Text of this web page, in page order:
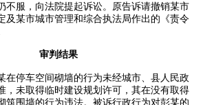
不服，向法院提起诉讼。原告诉请撤销某市
及某市城市管理和综合执法局作出的《责令
审判结果
停车空间砌墙的行为未经城市、县人民政
，未取得临时建设规划许可，其在没有取得
筑围墙的行为违法。被诉行政行为对彭某的